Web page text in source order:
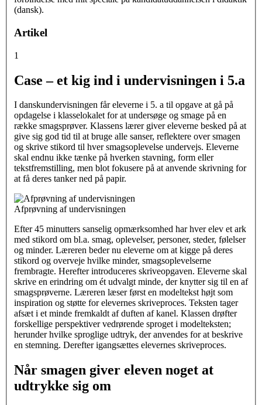
(dansk).
Artikel
1
Case – et kig ind i undervisningen i 5.a
I danskundervisningen får eleverne i 5. a til opgave at gå på
opdagelse i klasselokalet for at undersøge og smage på en
række smagsprøver. Klassens lærer giver eleverne besked på at
give sig god tid til at bruge alle sanser, reflektere over smagen
og skrive stikord til hver smagsoplevelse undervejs. Eleverne
skal endnu ikke tænke på hverken stavning, form eller
tekstfremstilling, men blot fokusere på at anvende skrivning for
at få deres tanker ned på papir.
Afprøvning af undervisningen
Efter 45 minutters sanselig opmærksomhed har hver elev et ark
med stikord om bl.a. smag, oplevelser, personer, steder, følelser
og minder. Læreren beder nu eleverne om at kigge på deres
stikord og overveje hvilke minder, smagsoplevelserne
frembragte. Herefter introduceres skriveopgaven. Eleverne skal
skrive en erindring om ét udvalgt minde, der knytter sig til en af
smagsprøverne. Læreren læser først en modeltekst højt som
inspiration og støtte for elevernes skriveproces. Teksten tager
afsæt i et minde fremkaldt af duften af kanel. Klassen drøfter
forskellige perspektiver vedrørende sproget i modelteksten;
herunder hvilke sproglige udtryk, der anvendes for at beskrive
en stemning. Derefter igangsættes elevernes skriveproces.
Når smagen giver eleven noget at
udtrykke sig om